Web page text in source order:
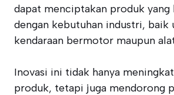
dapat menciptakan produk yang
dengan kebutuhan industri, baik
kendaraan bermotor maupun
Inovasi ini tidak hanya
produk, tetapi juga mendorong